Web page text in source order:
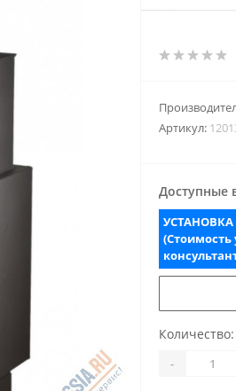
Артикул:
Доступные
(Стоимость
Количество:
-